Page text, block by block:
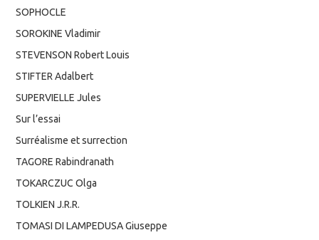
SOPHOCLE
SOROKINE Vladimir
STEVENSON Robert Louis
STIFTER Adalbert
SUPERVIELLE Jules
Sur l’essai
Surréalisme et surrection
TAGORE Rabindranath
TOKARCZUC Olga
TOLKIEN J.R.R.
TOMASI DI LAMPEDUSA Giuseppe